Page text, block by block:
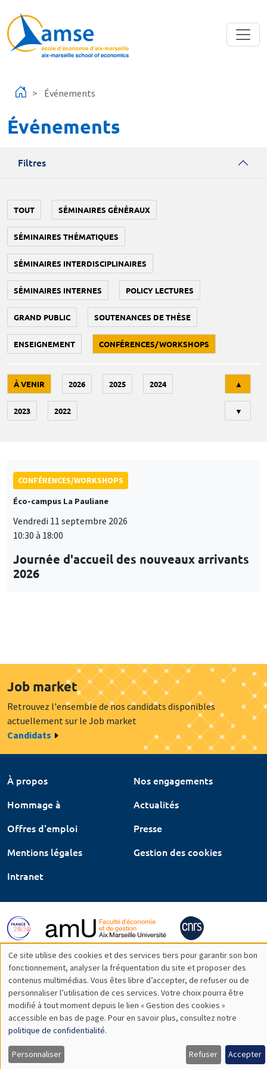
Événements
Événements
Filtres
TOUT SÉMINAIRES GÉNÉRAUX
SÉMINAIRES THÉMATIQUES
SÉMINAIRES INTERDISCIPLINAIRES
SÉMINAIRES INTERNES POLICY LECTURES
GRAND PUBLIC SOUTENANCES DE THÈSE
ENSEIGNEMENT CONFÉRENCES/WORKSHOPS
À VENIR 2026 2025 2024
2023 2022
▲
▼
CONFÉRENCES/WORKSHOPS
Éco-campus La Pauliane
Vendredi 11 septembre 2026
10:30 à 18:00
Journée d'accueil des nouveaux arrivants
2026
Job market
Retrouvez l'ensemble de nos candidats disponibles
actuellement sur le Job market
Candidats
À propos
Nos engagements
Hommage à
Actualités
Offres d'emploi
Presse
Mentions légales
Gestion des cookies
Intranet
Utilisation
des
données
personnelles
et
Ce site utilise des cookies et des services tiers pour garantir son bon
fonctionnement, analyser la fréquentation du site et proposer des
contenus multimédias. Vous êtes libre d’accepter, de refuser ou de
personnaliser l’utilisation de ces services. Votre choix pourra être
modifié à tout moment depuis le lien « Gestion des cookies »
accessible en bas de page. Pour en savoir plus, consultez notre
politique de confidentialité.
Personnaliser Refuser Accepter